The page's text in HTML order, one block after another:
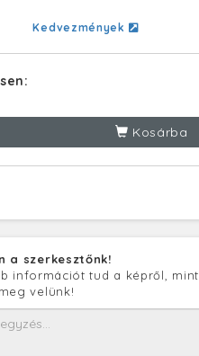
Kedvezmények
Kosárba
a szerkesztőnk!
információt tud a képről,
velünk!